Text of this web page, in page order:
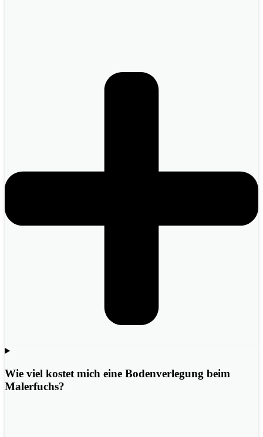
Wie viel kostet mich eine Bodenverlegung beim
Malerfuchs?